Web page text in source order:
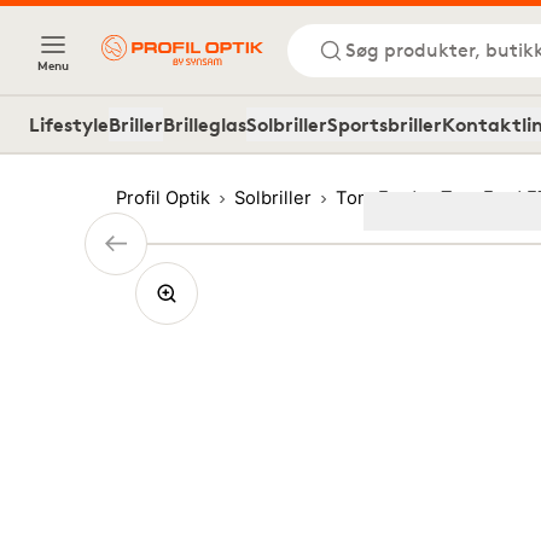
Menu
Søg produkter,
LifestyleBrillerBrilleglasSolbrillerSportsbriller
Profil Optik Solbriller Tom Ford Tom Ford